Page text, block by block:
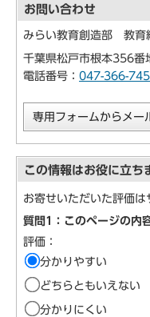
お問い合わせ
みらい教育創造部 教育
千葉県松戸市根本356番
電話番号： 047-366-
専用フォームからメー
この情報はお役に立ち
お寄せいただいた評価は
質問1：このページの内
評価：
分かりやすい
どちらともいえない
分かりにくい